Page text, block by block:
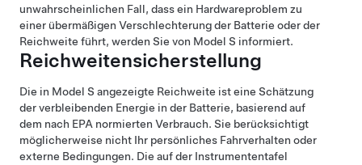
unwahrscheinlichen Fall, dass ein Hardwareproblem zu
einer übermäßigen Verschlechterung der Batterie oder der
Reichweite führt, werden Sie von Model S informiert.
Reichweitensicherstellung
Die in Model S angezeigte Reichweite ist eine Schätzung
der verbleibenden Energie in der Batterie, basierend auf
dem nach EPA normierten Verbrauch. Sie berücksichtigt
möglicherweise nicht Ihr persönliches Fahrverhalten oder
externe Bedingungen. Die aufder Instrumententafel